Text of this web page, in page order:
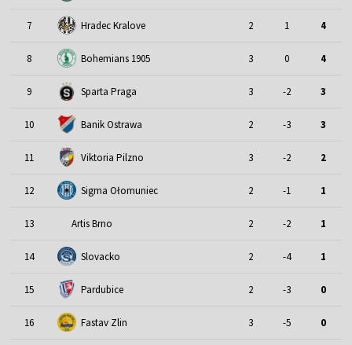
7 Hradec Kralove 2 1 4
8 Bohemians 1905 3 0 4
9 Sparta Praga 3 -2 3
10 Banik Ostrawa 2 -3 3
11 Viktoria Pilzno 3 -2 2
12 Sigma Ołomuniec 2 -1 1
13 Artis Brno 2 -2 1
14 Slovacko 2 -4 1
15 Pardubice 2 -3 0
16 Fastav Zlin 3 -5 0